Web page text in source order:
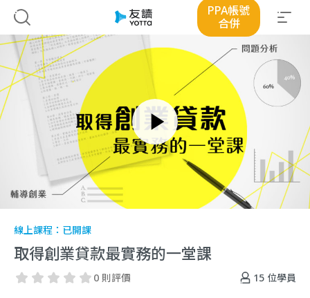
PPA帳號
合併
線上課程： 已開課
取得創業貸款最實務的一堂課
15 位學員
0 則評價